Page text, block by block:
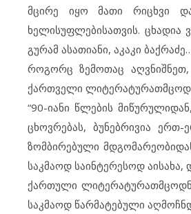
მცირე იყო მათი რიცხვი
ხელისუფლებისათვის.
გურამ ასათიანი, აკაკი
როგორც ზემოთაც
ქართველი
“90-იანი წლების
ცხოვრებას, ბუნებრივია
ზომბირებული
საკმაოდ საინტერესოდ
ქართული
საკმაოდ წარმატებული